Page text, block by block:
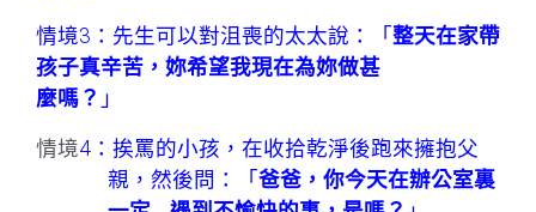
情境3 ：先生可以對沮喪的太太說：「 整天在家帶
孩子真辛苦，妳希望我現在為妳做甚
麼嗎？ 」
情境4 ：挨罵的小孩，在收拾乾淨後跑來擁抱父
親，然後問：「 爸爸，你今天在辦公室裏